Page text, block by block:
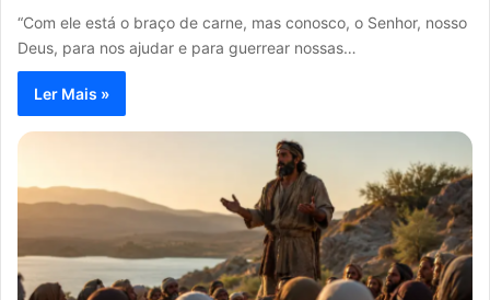
“Com ele está o braço de carne, mas conosco, o Senhor, nosso
Deus, para nos ajudar e para guerrear nossas…
Ler Mais »